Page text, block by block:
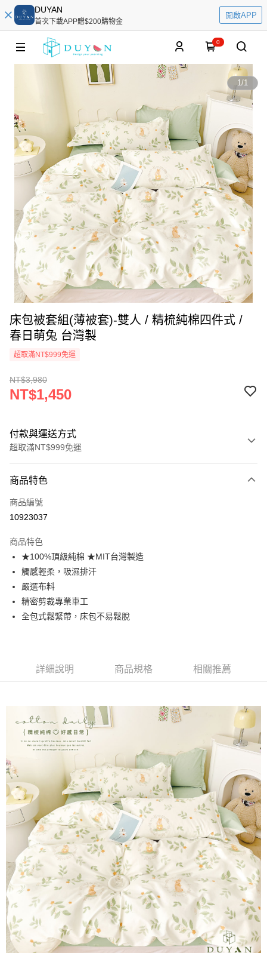
DUYAN
首次下載APP贈$200購物金
開啟APP
0
1/1
床包被套組(薄被套)-雙人 / 精梳純棉四件式 /
春日萌兔 台灣製
超取滿NT$999免運
NT$3,980
NT$1,450
付款與運送方式
超取滿NT$999免運
信用卡一次付款
信用卡分期付款
合作金庫商業銀行
華南商業銀行
上海商業儲蓄銀行
國泰世華商業銀行
臺灣中小企業銀行
匯豐（台灣）商業銀行
聯邦商業銀行
台灣樂天信用卡公司
超商取貨付款
LINE Pay
Apple Pay
悠遊付
【大哥付你分期使用說明】
1.本服務由台灣大哥大提供，台灣大哥大用戶可立即使用無須另外申請。
2.付款方式選擇「大哥付你分期」，訂單成立後會自動跳轉到大哥付的交易
流程，驗證手機門號後，選擇欲分期的期數、繳款截止日，確認付款後即完
3.實際核准額度、可分期數及費用金額請依後續交易確認頁面所載為準。
4.訂單成立30分鐘內，如未前往確認交易或遇審核未通過，訂單將自動取
消。如遇「轉專審核」未通過狀況，表示未達大哥付你分期系統評分，恕無
法說明評估內容。
【繳款方式說明】
1.分期款項不併入電信帳單，「大哥付你分期」於每月結算日後寄送繳費提
醒簡訊。
2.透過簡訊連結打開帳單後，可選擇「超商條碼／台灣大直營門市／銀行轉
帳／街口支付／iPASS MONEY」等通路繳費。
【注意事項】
1.本服務係由「台灣大哥大股份有限公司」（以下簡稱本公司）所提供，讓
用戶於交易時，得透過本服務購買商品或服務，並由商店將買賣／分期付款
買賣價金債權讓與本公司後，依約使用本公司帳單繳交帳款。
2.基於同意付款使用「大哥付你分期」之契約關係目的，商店將以您的個人
資料（包含姓名、電話或地址）提供予台灣大哥大進項蒐集、處理及利用，
由本公司與您本人進行分期帳單所需資料之確認、核對及更正。
3.完整用戶服務條款，請詳閱以下連結：https://oppay.tw/userRule
AFTEE先享後付
相關說明
【關於「AFTEE先享後付」】
AFTEE先享後付是「在收到商品之後才付款」的支付方式。 讓您購物簡單
便利好安心！
１．簡單：不需註冊會員、不需綁卡、不需儲值。
２．便利：只要手機號碼，簡訊認證，即可結帳。
３．安心：先確認商品／服務後，再付款。
【「AFTEE先享後付」結帳流程】
１．於結帳方式選擇「AFTEE先享後付」後，將跳轉至「AFTEE先享後付」
結帳頁面，進行簡訊認證並確認金額後，即可完成結帳。
２．訂單成立數日內，您將收到繳費通知簡訊。
３．收到繳費通知簡訊後14天內，點擊此簡訊中的連結，可透過四大超商／
ATM／網路銀行／等多元方式進行付款，方視為交易完成。
※ 請注意：結帳手續完成當下不需立刻繳費，但若您需要取消訂單，請聯絡
購買商品的店家。未經商家同意取消之訂單仍視為有效，需透過AFTEE先享
後付繳納相關費用。
※ 交易是否成功請以「AFTEE先享後付 」之結帳頁面顯示為準，若有關於
是否繳費成功／繳費後需取消欲退款等相關疑問，請聯繫「AFTEE先享後付
客戶支援中心」https://netprotections.freshdesk.com/support/home
相關說明
「Hami Point」為中華電信所提供之點數服務，可於會員專區綁定中華電信
會員帳號後，即可在購物車使用 Hami Point 折抵消費金額 (1點等於1元)。
ATM付款
運送方式
全家取貨付款
每筆NT$60，滿NT$999(含以上)免運費
付款後全家取貨
每筆NT$60，滿NT$999(含以上)免運費
7-11取貨付款
每筆NT$60，滿NT$999(含以上)免運費
商品特色
商品編號
10923037
商品特色
★100%頂級純棉 ★MIT台灣製造
觸感輕柔，吸濕排汗
嚴選布料
精密剪裁專業車工
全包式鬆緊帶，床包不易鬆脫
詳細說明 商品規格 相關推薦